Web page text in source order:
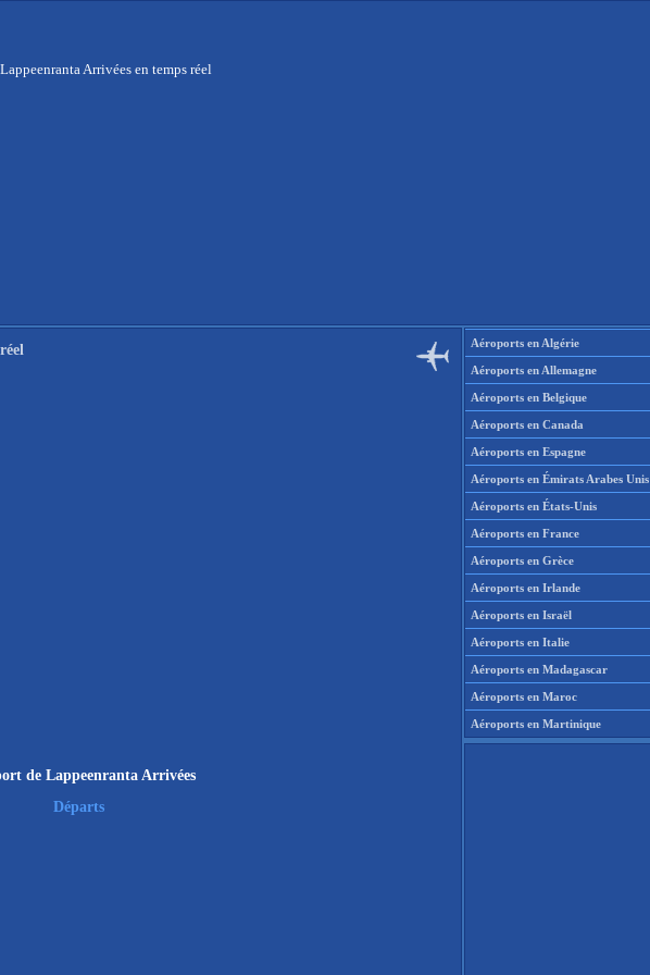
Arrivées en temps réel
de Lappeenranta Arrivées
Départs
Aéroports en Algérie
Aéroports en Allemagne
Aéroports en Belgique
Aéroports en Canada
Aéroports en Espagne
Aéroports en Émirats Arabes Unis
Aéroports en États-Unis
Aéroports en France
Aéroports en Grèce
Aéroports en Irlande
Aéroports en Israël
Aéroports en Italie
Aéroports en Madagascar
Aéroports en Maroc
Aéroports en Martinique